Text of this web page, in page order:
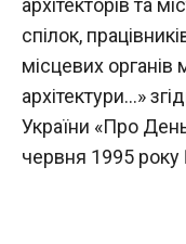
спілок,
місцевих органів
архітектури…»
України «Про
червня 1995